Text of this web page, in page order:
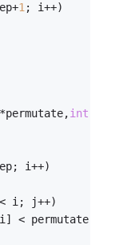
1; i++)
*permutate,int
i++)
i; j++)
< permutate[j])